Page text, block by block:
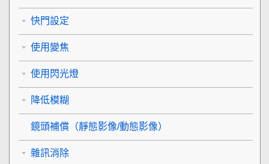
快門設定
使用變焦
使用閃光燈
降低模糊
鏡頭補償 （靜態影像/動態影像）
雜訊消除